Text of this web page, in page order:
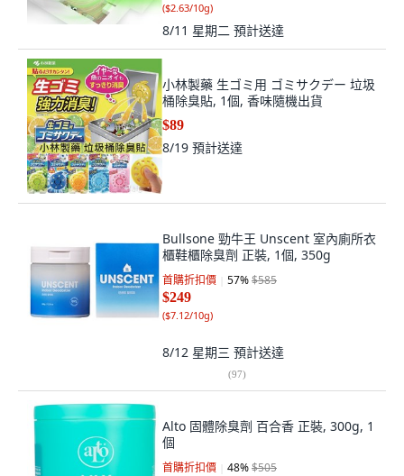
($2.63/10g)
8/11 星期二 預計送達
小林製藥 生ゴミ用 ゴミサクデー 垃圾
桶除臭貼, 1個, 香味隨機出貨
$89
8/19 預計送達
Bullsone 勁牛王 Unscent 室內廁所衣
櫃鞋櫃除臭劑 正裝, 1個, 350g
首購折扣價 57%$585
$249
($7.12/10g)
8/12 星期三 預計送達
(97)
Alto 固體除臭劑 百合香 正裝, 300g, 1
個
首購折扣價 48%$505